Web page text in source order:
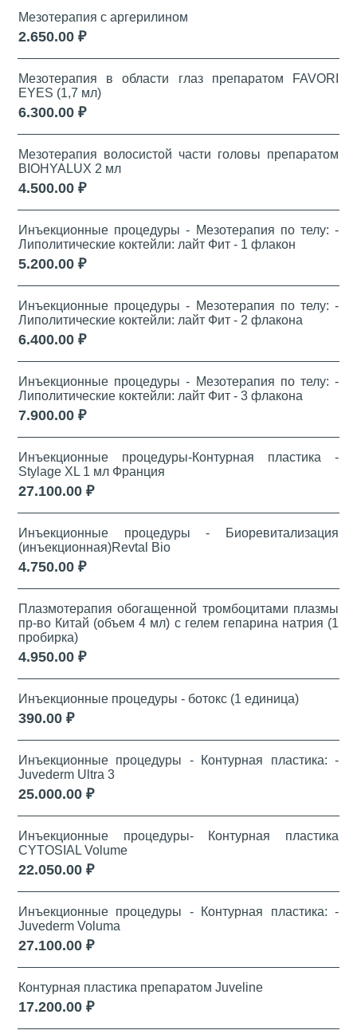
Мезотерапия с аргерилином
2.650.00 ₽
Мезотерапия в области глаз препаратом FAVORI
EYES (1,7 мл)
6.300.00 ₽
Мезотерапия волосистой части головы препаратом
BIOHYALUX 2 мл
4.500.00 ₽
Инъекционные процедуры - Мезотерапия по телу: -
Липолитические коктейли: лайт Фит - 1 флакон
5.200.00 ₽
Инъекционные процедуры - Мезотерапия по телу: -
Липолитические коктейли: лайт Фит - 2 флакона
6.400.00 ₽
Инъекционные процедуры - Мезотерапия по телу: -
Липолитические коктейли: лайт Фит - 3 флакона
7.900.00 ₽
Инъекционные процедуры-Контурная пластика -
Stylage XL 1 мл Франция
27.100.00 ₽
Инъекционные процедуры - Биоревитализация
(инъекционная)Revtal Bio
4.750.00 ₽
Плазмотерапия обогащенной тромбоцитами плазмы
пр-во Китай (объем 4 мл) с гелем гепарина натрия (1
пробирка)
4.950.00 ₽
Инъекционные процедуры - ботокс (1 единица)
390.00 ₽
Инъекционные процедуры - Контурная пластика: -
Juvederm Ultra 3
25.000.00 ₽
Инъекционные процедуры- Контурная пластика
CYTOSIAL Volume
22.050.00 ₽
Инъекционные процедуры - Контурная пластика: -
Juvederm Voluma
27.100.00 ₽
Контурная пластика препаратом Juveline
17.200.00 ₽